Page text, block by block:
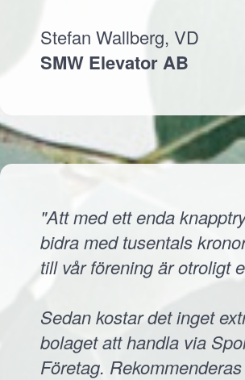
Stefan Wallberg, VD
SMW Elevator AB
"Att med ett enda
bidra med tusentals
till vår förening är otroligt
Sedan kostar det inget
bolaget att handla via
Företag.